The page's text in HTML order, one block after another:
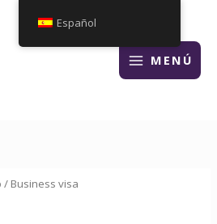
MENÚ
/ Business visa
Español